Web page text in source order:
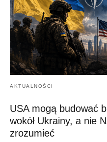
AKTUALNOŚCI
USA mogą budować
wokół Ukrainy, a nie
zrozumieć